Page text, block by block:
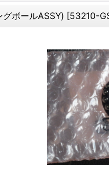
グボールASSY) [53210-